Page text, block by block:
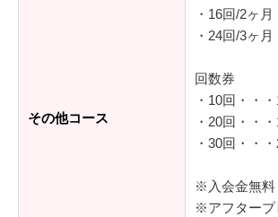
その他コース
・16回/2ヶ
・24回/3ヶ
回数券
・10回・・
・20回・・
・30回・・
※入会金無料
※アフタープ